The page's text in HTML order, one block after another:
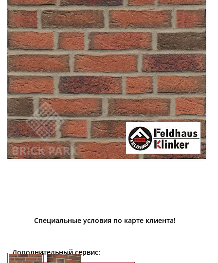
Специальные условия по карте клиента!
Дополнительный сервис: